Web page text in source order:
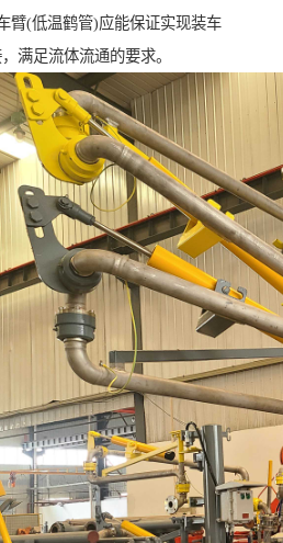
臂(低温鹤管)应能保证实现装车
满足流体流通的要求。